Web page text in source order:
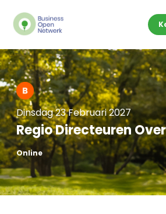
Dinsdag 23 Februari 2027
Regio Directeuren
Online